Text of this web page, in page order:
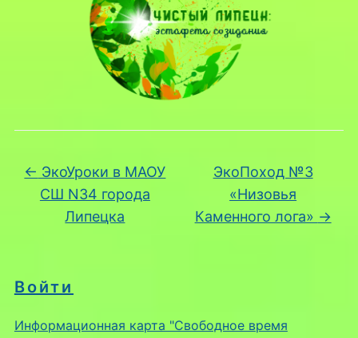
Войти
Информационная карта "Свободное время
← ЭкоУроки в МАОУ
СШ N34 города
Липецка
ЭкоПоход №3
«Низовья
Каменного лога» →